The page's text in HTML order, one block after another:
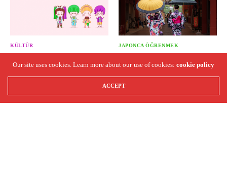
KÜLTÜR
Modası!
JAPONCA ÖĞRENMEK
Tanıtmak
Our site uses cookies. Learn more about our use of cookies: cookie policy
ACCEPT